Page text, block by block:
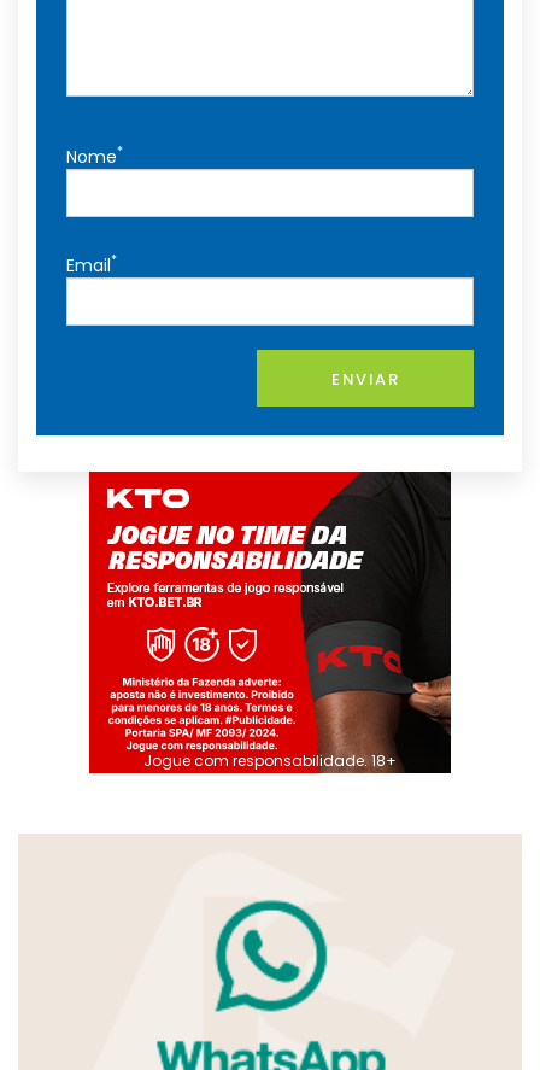
Nome*
Email*
ENVIAR
Jogue com responsabilidade. 18+